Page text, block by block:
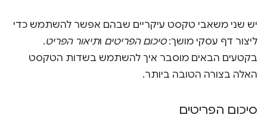
יש שני משאבי טקסט עיקריים שבהם אפשר להשתמש כדי
ליצור דף עסקי מושך:סיכום הפריטים ותיאור הפריט.
בקטעים הבאים מוסבר איך להשתמש בשדות הטקסט
האלה בצורה הטובה ביותר.
סיכום הפריטים